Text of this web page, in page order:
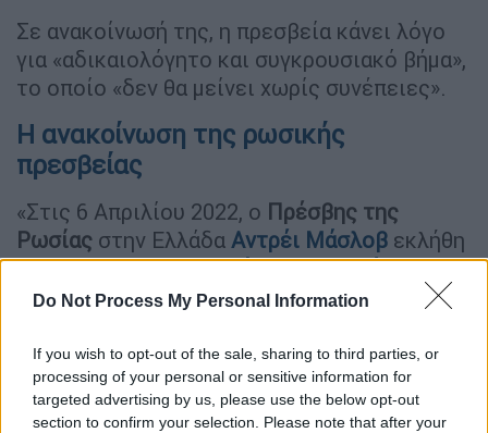
Do Not Process My Personal Information
If you wish to opt-out of the sale, sharing to third parties, or
processing of your personal or sensitive information for
targeted advertising by us, please use the below opt-out
section to confirm your selection. Please note that after your
Σε ανακοίνωσή της, η πρεσβεία κάνει λόγο
για «αδικαιολόγητο και συγκρουσιακό βήμα»,
το οποίο «δεν θα μείνει χωρίς συνέπειες».
Η ανακοίνωση της ρωσικής
πρεσβείας
«Στις 6 Απριλίου 2022, ο Πρέσβης της
Ρωσίας στην Ελλάδα Αντρέι Μάσλοβ εκλήθη
στο ελληνικόΥπουργείο Εξωτερικών, όπου
ενημερώθηκε για την απόφαση της Αθήνας
και του Γενικού Προξενείουστη
Θεσσαλονίκηpersonae non gratae»,
τονίζεται χαρακτηριστικά και προστίθεται: